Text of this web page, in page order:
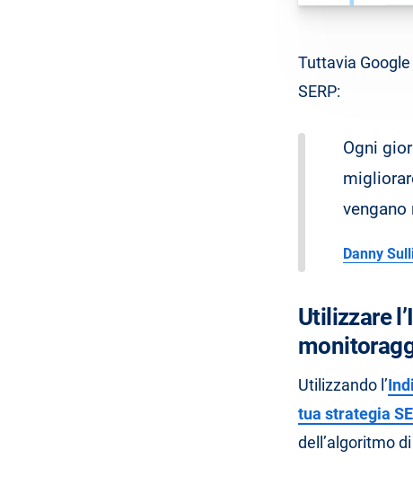
Tuttavia
SERP:
Ogni
vengano
Danny
Utilizzare
Utilizzando l’
tua strategia
dell’algoritmo